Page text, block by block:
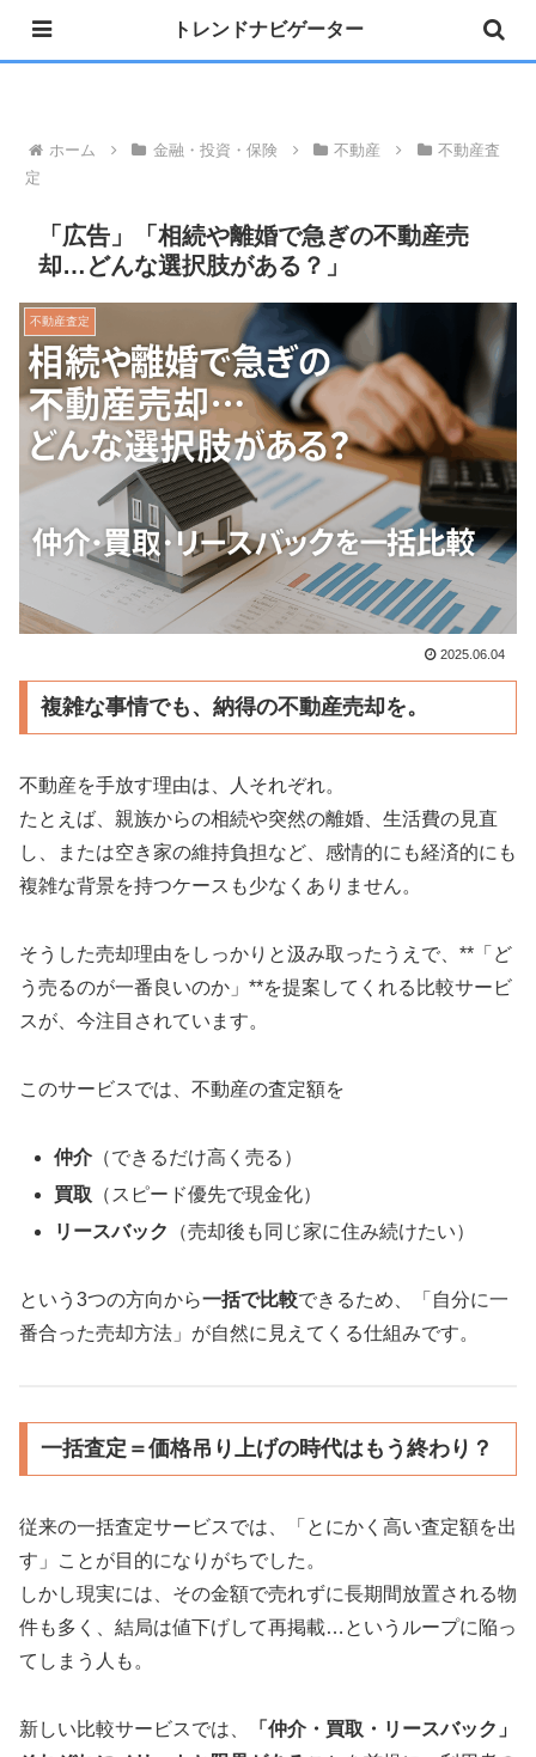
»公式 Instagram 開設しました
ホーム 金融・投資・保険 不動産
不動産査
定
「広告」「相続や離婚で急ぎの不動産売
却…どんな選択肢がある？」
不動産査定
2025.06.04
複雑な事情でも、納得の不動産売却を。
不動産を手放す理由は、人それぞれ。
たとえば、親族からの相続や突然の離婚、生活費の見直
し、または空き家の維持負担など、感情的にも経済的にも
複雑な背景を持つケースも少なくありません。
そうした売却理由をしっかりと汲み取ったうえで、**「ど
う売るのが一番良いのか」**を提案してくれる比較サービ
スが、今注目されています。
このサービスでは、不動産の査定額を
仲介 （できるだけ高く売る）
買取 （スピード優先で現金化）
リースバック
（売却後も同じ家に住み続けたい）
という3つの方向から一括で比較できるため、「自分に一
番合った売却方法」が自然に見えてくる仕組みです。
一括査定＝価格吊り上げの時代はもう終わり？
従来の一括査定サービスでは、「とにかく高い査定額を出
す」ことが目的になりがちでした。
しかし現実には、その金額で売れずに長期間放置される物
件も多く、結局は値下げして再掲載…というループに陥っ
てしまう人も。
新しい比較サービスでは、
「仲介・買取・リースバック」
トレンドナビゲーター